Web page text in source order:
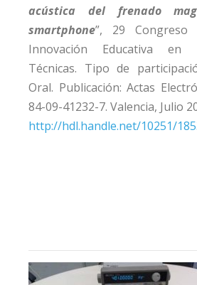
acústica del frenado
smartphone”, 29 Congreso
Innovación Educativa en
Técnicas. Tipo de
Oral. Publicación: Actas
84-09-41232-7. Valencia, Julio
http://hdl.handle.net/10251/